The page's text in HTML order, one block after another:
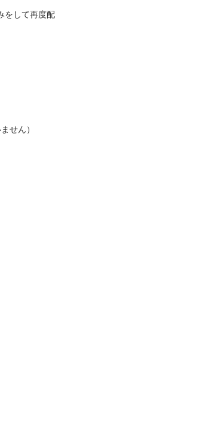
をして再度配
せん）